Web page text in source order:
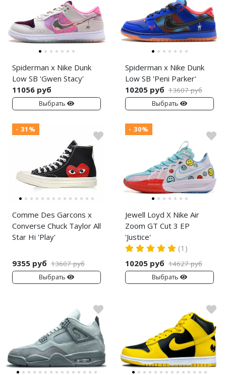
Spiderman x Nike Dunk
Low SB 'Gwen Stacy'
11056 руб
Выбрать
Spiderman x Nike Dunk
Low SB 'Peni Parker'
10205 руб 13607 руб
Выбрать
- 31%
Comme Des Garcons x
Converse Chuck Taylor All
Star Hi 'Play'
9355 руб 13607 руб
Выбрать
- 30%
Jewell Loyd X Nike Air
Zoom GT Cut 3 EP
'Justice'
(1)
10205 руб 14627 руб
Выбрать